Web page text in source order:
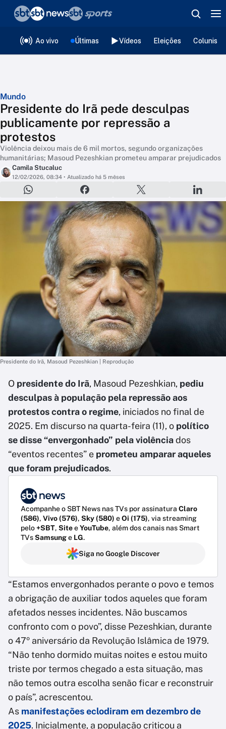
Ao vivo Últimas Vídeos Eleições
Mundo
Presidente do Irã pede desculpas
publicamente por repressão a
protestos
Violência deixou mais de 6 mil mortos, segundo organizações
humanitárias; Masoud Pezeshkian prometeu amparar prejudicados
Camila Stucaluc
12/02/2026, 08:34 • Atualizado há 5 mêses
Presidente do Irã, Masoud Pezeshkian | Reprodução
O presidente do Irã, Masoud Pezeshkian, pediu
desculpas à população pela repressão aos
protestos contra o regime, iniciados no final de
2025. Em discurso na quarta-feira (11), o político
se disse “envergonhado” pela violênciados
“eventos recentes” e prometeu amparar aqueles
que foram prejudicados.
Acompanhe o SBT News nas TVs por assinatura Claro
(586), Vivo (576), Sky (580) eOi (175), via streaming
pelo+SBT, SiteeYouTube, além dos canais nas Smart
TVsSamsunge LG.
Siga no Google Discover
“Estamos envergonhados perante o povo e temos
a obrigação de auxiliar todos aqueles que foram
afetados nesses incidentes. Não buscamos
confronto com o povo”, disse Pezeshkian, durante
o 47º aniversário da Revolução Islâmica de 1979.
“Não tenho dormido muitas noites e estou muito
triste por termos chegado a esta situação, mas
não temos outra escolha senão ficar e reconstruir
o país”, acrescentou.
As manifestações eclodiram em dezembro de
2025. Inicialmente, a população criticou a
❮voltar
Editorias